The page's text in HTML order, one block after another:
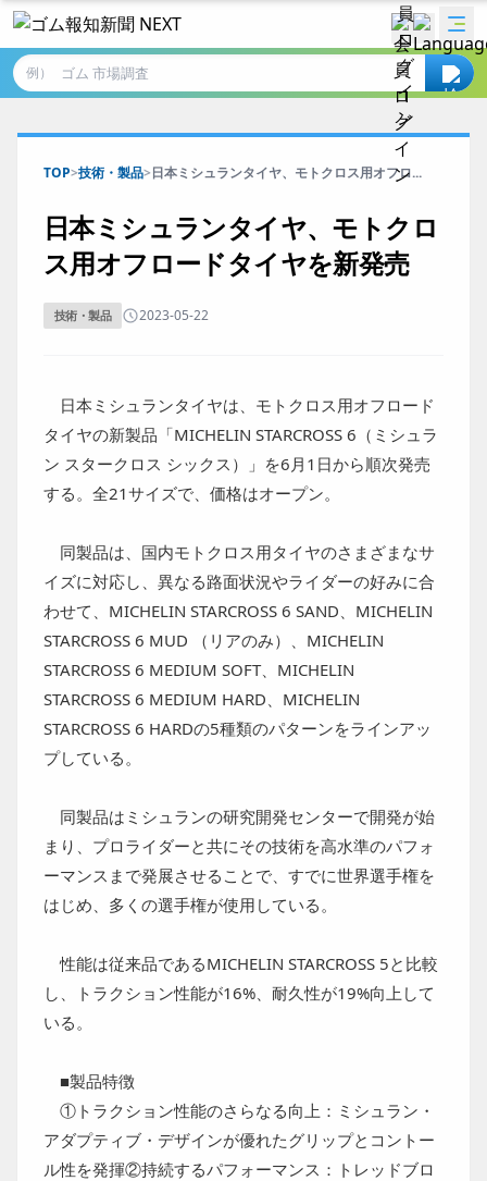
例）
TOP>技術・製品>日本ミシュランタイヤ、モトクロス用オフロ...
日本ミシュランタイヤ、モトクロ
ス用オフロードタイヤを新発売
技術・製品 2023-05-22
日本ミシュランタイヤは、モトクロス用オフロード
タイヤの新製品「MICHELIN STARCROSS 6（ミシュラ
ン スタークロス シックス）」を6月1日から順次発売
する。全21サイズで、価格はオープン。
同製品は、国内モトクロス用タイヤのさまざまなサ
イズに対応し、異なる路面状況やライダーの好みに合
わせて、MICHELIN STARCROSS 6 SAND、MICHELIN
STARCROSS 6 MUD （リアのみ）、MICHELIN
STARCROSS 6 MEDIUM SOFT、MICHELIN
STARCROSS 6 MEDIUM HARD、MICHELIN
STARCROSS 6 HARDの5種類のパターンをラインアッ
プしている。
同製品はミシュランの研究開発センターで開発が始
まり、プロライダーと共にその技術を高水準のパフォ
ーマンスまで発展させることで、すでに世界選手権を
はじめ、多くの選手権が使用している。
性能は従来品であるMICHELIN STARCROSS 5と比較
し、トラクション性能が16%、耐久性が19%向上して
いる。
■製品特徴
① トラクション性能のさらなる向上 ：ミシュラン・
アダプティブ・デザインが優れたグリップとコントー
ル性を発揮②持続するパフォーマンス ：トレッドブロ